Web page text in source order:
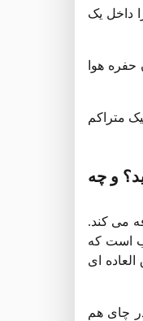
داخل یک
حفره هوا
متراکم
و چه
می کند.
است که
ای
چای هم